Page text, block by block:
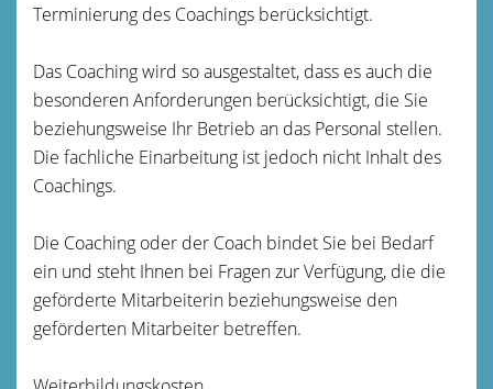
Terminierung des Coachings berücksichtigt.
Das Coaching wird so ausgestaltet, dass es auch die
besonderen Anforderungen berücksichtigt, die Sie
beziehungsweise Ihr Betrieb an das Personal stellen.
Die fachliche Einarbeitung ist jedoch nicht Inhalt des
Coachings.
Die Coaching oder der Coach bindet Sie bei Bedarf
ein und steht Ihnen bei Fragen zur Verfügung, die die
geförderte Mitarbeiterin beziehungsweise den
geförderten Mitarbeiter betreffen.